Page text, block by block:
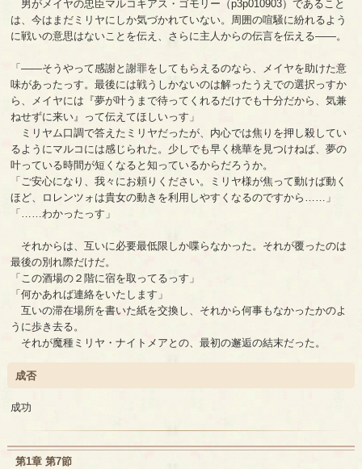
男がメイヤの忠臣マルコキアス・ゴモリー（p3p010903）であること
は、今はまだミリヤにしか気づかれていない。周囲の喧騒に紛れるよう
に戦いの意思はないことを伝え、さらに主人からの伝言を伝える――。
「――そうやって感謝と謝罪をしてもらえるのなら、メイヤを助けた意
味があったっす。最後には戦うしかないのは解ったうえでの選択っすか
ら、メイヤには『夢が叶うまで待ってくれるだけでも十分だから、気兼
ねせずに来い』って伝えてほしいっす」
ミリヤム口調で答えたミリヤだったが、内心では焦りを押し殺してい
るようにマルコには感じられた。少しでも早く桃華を見つけねば、夢の
叶っている時間が短くなると知っているからだろうか。
「ご安心になり、我々にお頼りください。ミリヤ様が焦って動けば動く
ほど、ロレンツォは貴女の動きを利用しやすくなるのですから……」
「……わかったっす」
それからは、互いに必要最低限しか喋らなかった。それが覆ったのは
最後の別れ際だけだ。
「この酒場の２階に宿を取ってるっす」
「何かあれば連絡をいたします」
互いの滞在場所を書いた紙を交換し、それから何事もなかったかのよ
うに歩き去る。
それが魔種ミリヤ・ナイトメアとの、最初の邂逅の結末だった。
成否
成功
第1章 第7節